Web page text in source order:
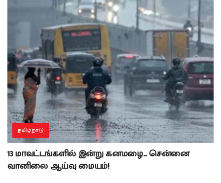
தமிழ்நாடு
13 மாவட்டங்களில் இன்று கனமழை… சென்னை
வானிலை ஆய்வு மையம்!